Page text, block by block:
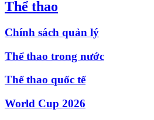
Thể thao
Chính sách quản lý
Thể thao trong nước
Thể thao quốc tế
World Cup 2026